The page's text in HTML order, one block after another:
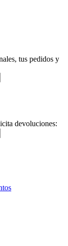
tus pedidos y
devoluciones: